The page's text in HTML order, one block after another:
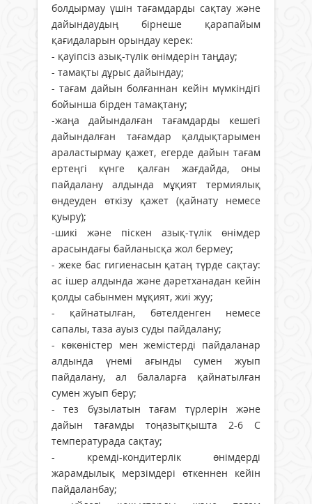
болдырмау үшін тағамдарды сақтау және
дайындаудың бірнеше қарапайым
қағидаларын орындау керек:
- қауіпсіз азық-түлік өнімдерін таңдау;
- тамақты дұрыс дайындау;
- тағам дайын болғаннан кейін мүмкіндігі
бойынша бірден тамақтану;
-жаңа дайындалған тағамдарды кешегі
дайындалған тағамдар қалдықтарымен
араластырмау қажет, егерде дайын тағам
ертеңгі күнге қалған жағдайда, оны
пайдалану алдында мұқият термиялық
өндеуден өткізу қажет (қайнату немесе
қуыру);
-шикі және піскен азық-түлік өнімдер
арасындағы байланысқа жол бермеу;
- жеке бас гигиенасын қатаң түрде сақтау:
ас ішер алдында және дәретханадан кейін
қолды сабынмен мұқият, жиі жуу;
- қайнатылған, бөтелденген немесе
сапалы, таза ауыз суды пайдалану;
- көкөністер мен жемістерді пайдаланар
алдында үнемі ағынды сумен жуып
пайдалану, ал балаларға қайнатылған
сумен жуып беру;
- тез бұзылатын тағам түрлерін және
дайын тағамды тоңазытқышта 2-6 С
температурада сақтау;
- кремді-кондитерлік өнімдерді
жарамдылық мерзімдері өткеннен кейін
пайдаланбау;